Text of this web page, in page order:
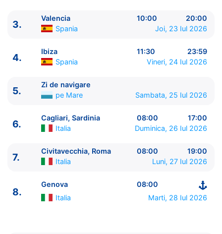
ITINERARIU
----------------------------------------
1. Genova Italia
Valencia Spania 10:00 - 20:00
4.
Spania
6.
Cagliari, Sardinia
08:00 - 17:00
7. Civitavecchia, Roma
08:00 - 19:00
3.
Valencia 10:00
20:00
Spania
Joi, 23 Iul 2026
4.
Ibiza 11:30
23:59
Spania
Vineri, 24 Iul 2026
5.
Zi de navigare
pe Mare
Sambata, 25 Iul 2026
6.
Cagliari, Sardinia 08:00
17:00
Italia
Duminica, 26 Iul 2026
7.
Civitavecchia, Roma 08:00
19:00
Italia
Luni, 27 Iul 2026
8.
Genova
08:00
Italia
Marti, 28 Iul 2026